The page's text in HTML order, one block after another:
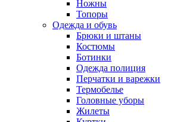
Ножны
Топоры
Одежда и обувь
Брюки и штаны
Костюмы
Ботинки
Одежда полиция
Перчатки и варежки
Термобелье
Головные уборы
Жилеты